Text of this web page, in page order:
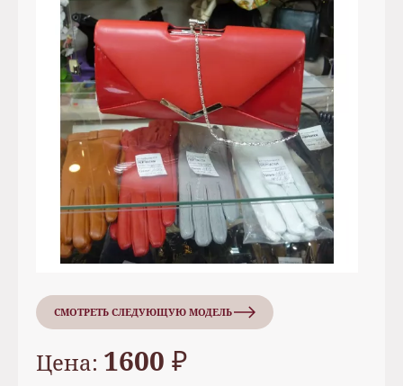
СМОТРЕТЬ СЛЕДУЮЩУЮ МОДЕЛЬ
Цена: 1600 ₽